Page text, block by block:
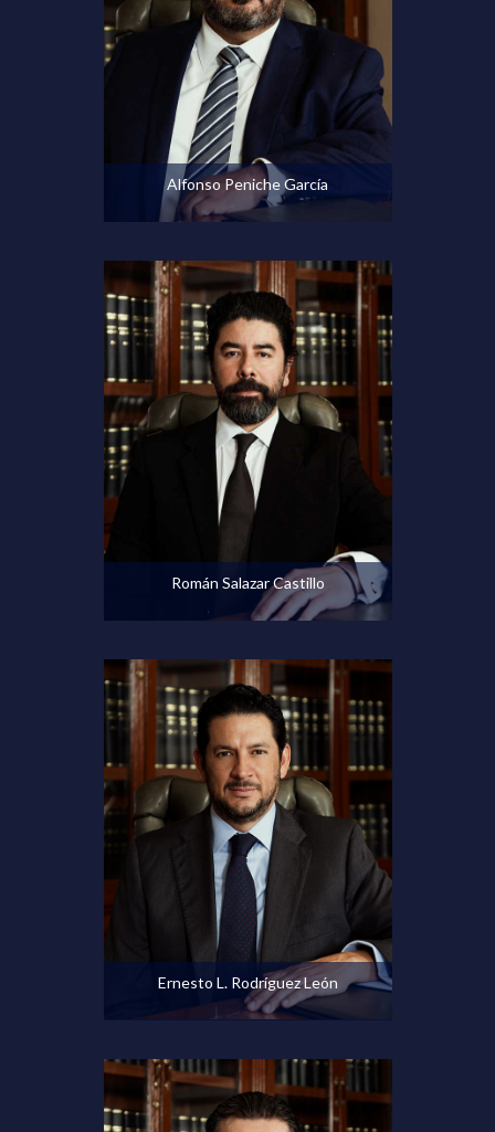
Alfonso Peniche García
Ver perfil
Román Salazar Castillo
Ver perfil
Ernesto L. Rodríguez León
Ver perfil